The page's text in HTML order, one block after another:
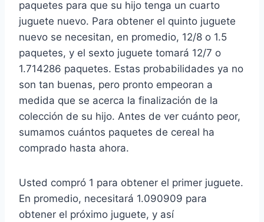
paquetes para que su hijo tenga un cuarto
juguete nuevo. Para obtener el quinto juguete
nuevo se necesitan, en promedio, 12/8 o 1.5
paquetes, y el sexto juguete tomará 12/7 o
1.714286 paquetes. Estas probabilidades ya no
son tan buenas, pero pronto empeoran a
medida que se acerca la finalización de la
colección de su hijo. Antes de ver cuánto peor,
sumamos cuántos paquetes de cereal ha
comprado hasta ahora.
Usted compró 1 para obtener el primer juguete.
En promedio, necesitará 1.090909 para
obtener el próximo juguete, y así